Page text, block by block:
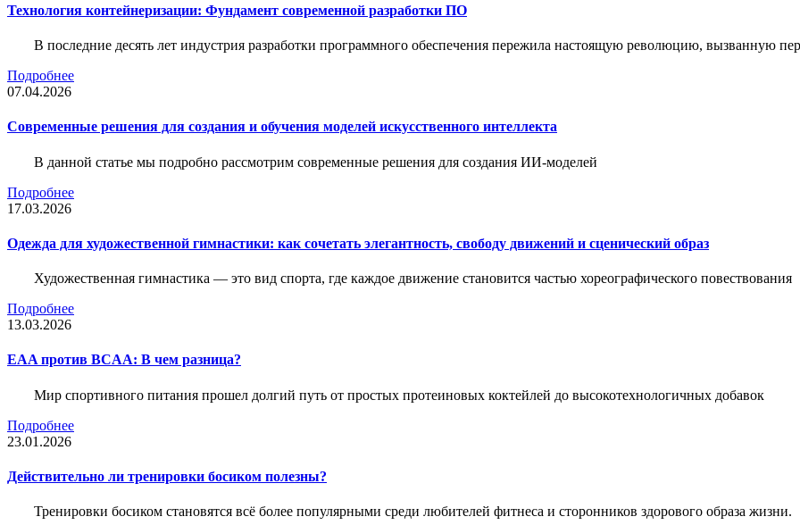
Технология контейнеризации: Фундамент современной разработки ПО
В последние десять лет индустрия разработки программного обеспечения пережила настоящую революцию, вызванную
Подробнее
07.04.2026
Современные решения для создания и обучения моделей искусственного интеллекта
В данной статье мы подробно рассмотрим современные решения для создания ИИ-моделей
Подробнее
17.03.2026
Одежда для художественной гимнастики: как сочетать элегантность, свободу движений и сценический образ
Художественная гимнастика — это вид спорта, где каждое движение становится частью хореографического повествования
Подробнее
13.03.2026
EAA против BCAA: В чем разница?
Мир спортивного питания прошел долгий путь от простых протеиновых коктейлей до высокотехнологичных добавок
Подробнее
23.01.2026
Действительно ли тренировки босиком полезны?
Тренировки босиком становятся всё более популярными среди любителей фитнеса и сторонников здорового образа жизни.